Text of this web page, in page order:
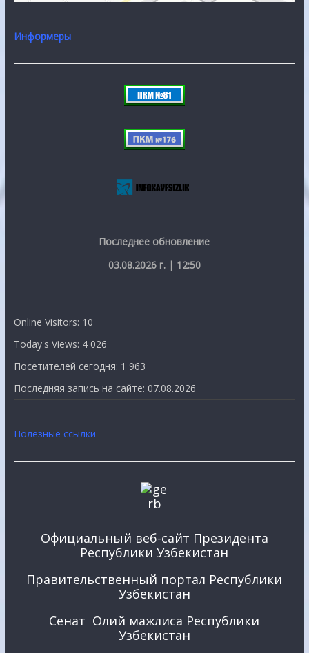
Информеры
Последнее обновление
03.08.2026 г. | 12:50
Online Visitors: 10
Today's Views: 4 026
Посетителей сегодня: 1 963
Последняя запись на сайте: 07.08.2026
Полезные ссылки
Официальный веб-сайт Президента
Республики Узбекистан
Правительственный портал Республики
Узбекистан
Сенат Олий мажлиса Республики
Узбекистан